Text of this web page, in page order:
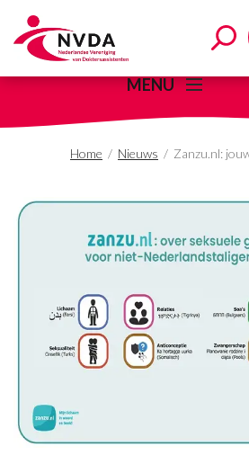
Zanzu.nl:
MENU
Home / Nieuws / Zanzu.nl: